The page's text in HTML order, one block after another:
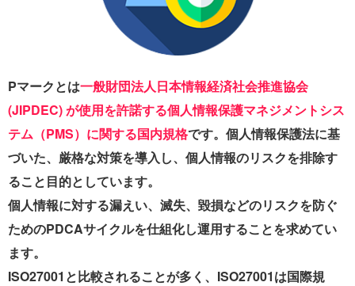
Pマークとは一般財団法人日本情報経済社会推進協会
(JIPDEC) が使用を許諾する個人情報保護マネジメントシス
テム（PMS）に関する国内規格です。個人情報保護法に基
づいた、厳格な対策を導入し、個人情報のリスクを排除す
ること目的としています。
個人情報に対する漏えい、滅失、毀損などのリスクを防ぐ
ためのPDCAサイクルを仕組化し運用することを求めてい
ます。
ISO27001と比較されることが多く、ISO27001は国際規